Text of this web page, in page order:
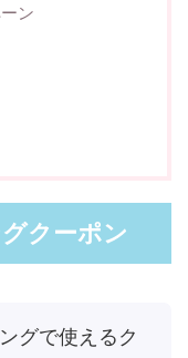
ン
クーポン
グで使えるク